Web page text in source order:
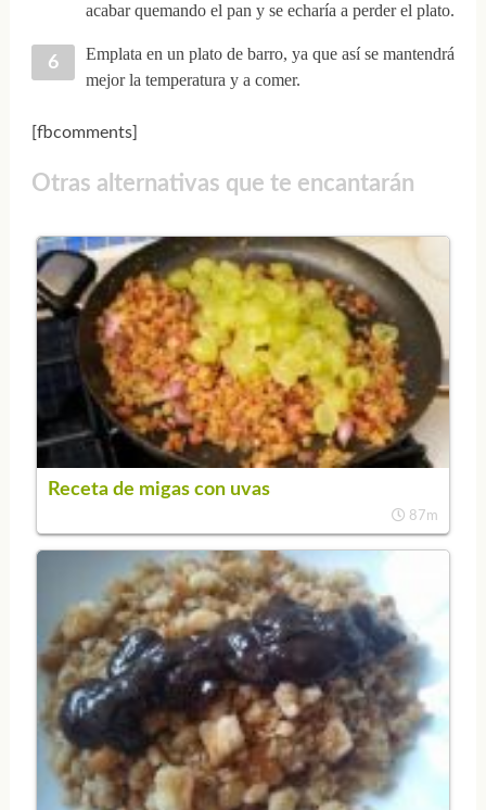
acabar quemando el pan y se echaría a perder el plato.
Emplata en un plato de barro, ya que así se mantendrá
mejor la temperatura y a comer.
[fbcomments]
Otras alternativas que te encantarán
Receta de migas con uvas
87m